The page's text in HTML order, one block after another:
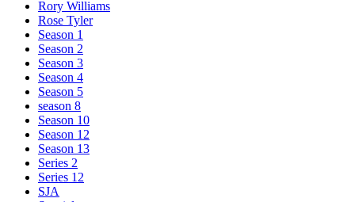
Rory Williams
Rose Tyler
Season 1
Season 2
Season 3
Season 4
Season 5
season 8
Season 10
Season 12
Season 13
Series 2
Series 12
SJA